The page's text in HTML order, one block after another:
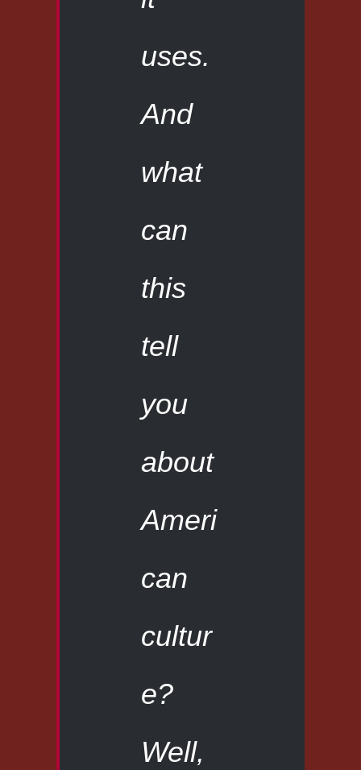
uses.
And
what
can
this
tell
you
about
Ameri
can
cultur
e?
Well,